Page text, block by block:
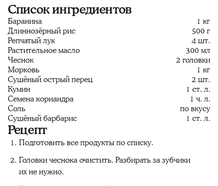
Список ингредиентов
Баранина
1 кг
Длиннозёрный рис
500 г
Репчатый лук
4 шт.
Растительное масло
300 мл
Чеснок
2 головки
Морковь
1 кг
Сушёный острый перец
2 шт.
Кумин
1 ст. л.
Семена кориандра
1 ч. л.
Соль
по вкусу
Сушёный барбарис
1 ст. л.
Рецепт
Подготовить все продукты по списку.
Головки чеснока очистить. Разбирать за зубчики
их не нужно.